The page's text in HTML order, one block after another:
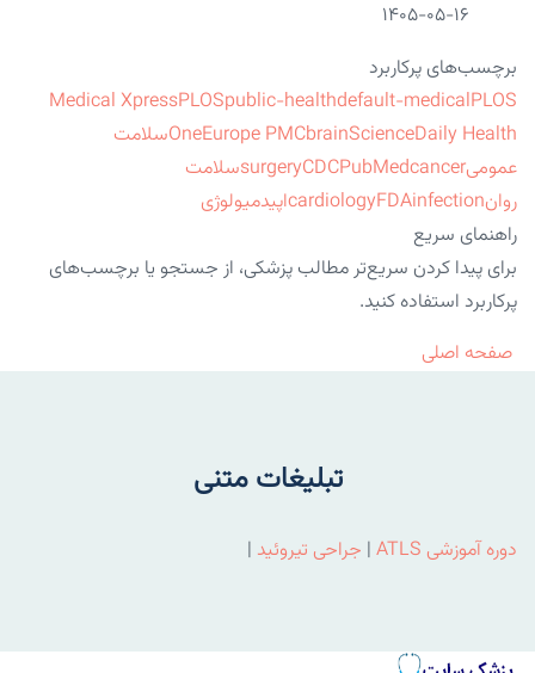
۱۴۰۵-۰۵-۱۶
برچسب‌های پرکاربرد
Medical XpressPLOSpublic-healthdefault-medicalPLOS
OneEurope PMCbrainScienceDaily Health
سلامت
عمومی
surgeryCDCPubMedcancer
سلامت
روان
cardiologyFDAinfection
اپیدمیولوژی
راهنمای سریع
برای پیدا کردن سریع‌تر مطالب پزشکی، از جستجو یا برچسب‌های
پرکاربرد استفاده کنید.
صفحه اصلی
تبلیغات متنی
دوره آموزشی ATLS | جراحی تیروئید |